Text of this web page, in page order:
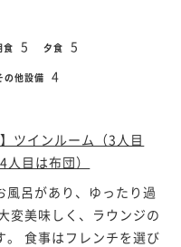
食 5 夕食 5
の他設備 4
ツインルーム（3人目
目は布団）
呂があり、ゆったり過
変美味しく、ラウンジの
。 食事はフレンチを選び